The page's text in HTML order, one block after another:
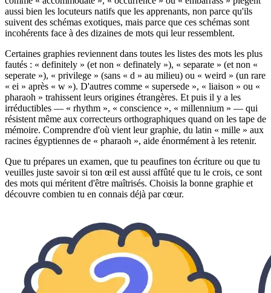
aussi bien les locuteurs natifs que les apprenants, non parce qu'ils
suivent des schémas exotiques, mais parce que ces schémas sont
incohérents face à des dizaines de mots qui leur ressemblent.
Certaines graphies reviennent dans toutes les listes des mots les plus
fautés : « definitely » (et non « definately »), « separate » (et non «
seperate »), « privilege » (sans « d » au milieu) ou « weird » (un rare
« ei » après « w »). D'autres comme « supersede », « liaison » ou «
pharaoh » trahissent leurs origines étrangères. Et puis il y a les
irréductibles — « rhythm », « conscience », « millennium » — qui
résistent même aux correcteurs orthographiques quand on les tape de
mémoire. Comprendre d'où vient leur graphie, du latin « mille » aux
racines égyptiennes de « pharaoh », aide énormément à les retenir.
Que tu prépares un examen, que tu peaufines ton écriture ou que tu
veuilles juste savoir si ton œil est aussi affûté que tu le crois, ce sont
des mots qui méritent d'être maîtrisés. Choisis la bonne graphie et
découvre combien tu en connais déjà par cœur.